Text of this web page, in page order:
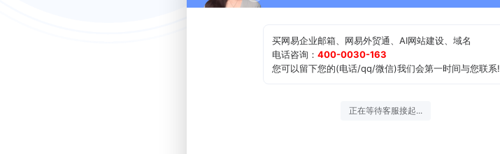
买网易企业邮箱、网易外贸通、AI网站建设、域名
电话咨询： 400-0030-163
您可以留下您的(电话/qq/微信)我们会第一时间与您联系!
正在等待客服接起...